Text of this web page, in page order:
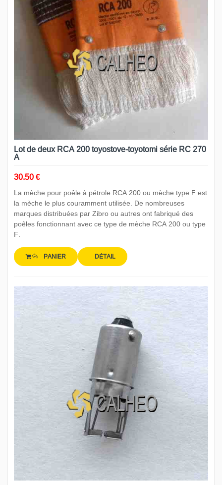
Lot de deux RCA 200 toyostove-toyotomi série RC 270
A
30.50 €
La mèche pour poêle à pétrole RCA 200 ou mèche type F est
la mèche le plus couramment utilisée. De nombreuses
marques distribuées par Zibro ou autres ont fabriqué des
poêles fonctionnant avec ce type de mèche RCA 200 ou type
F.
PANIER DÉTAIL